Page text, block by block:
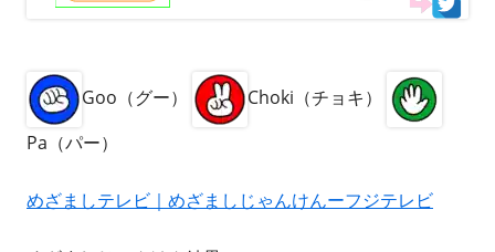
Goo（グー）
Choki（チョキ）
Pa（パー）
めざましテレビ｜めざましじゃんけんーフジテレビ